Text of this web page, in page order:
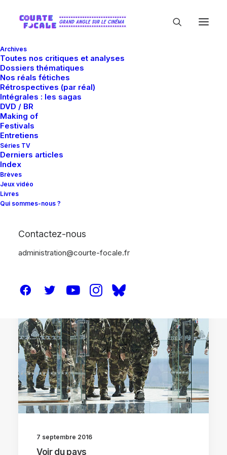
Archives
Toutes nos critiques et analyses
Dossiers thématiques
Nos réals fétiches
Rétrospectives (par réal)
Intégrales : les sagas
DVD / BR
Making of
Festivals
Entretiens
Séries TV
Derniers articles
Index
Brèves
Jeux vidéo
Livres
Qui sommes-nous ?
Contactez-nous
administration@courte-focale.fr
7 septembre 2016
Voir du pays